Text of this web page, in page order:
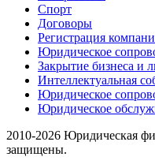
Спорт
Договоры
Регистрация
Юридическое
Закрытие бизнеса и
Интеллектуальная
Юридическое
Юридическое
2010-2026 Юридическая
защищены.